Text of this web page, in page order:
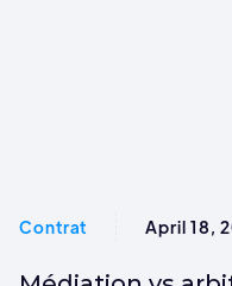
Contrat April 18,